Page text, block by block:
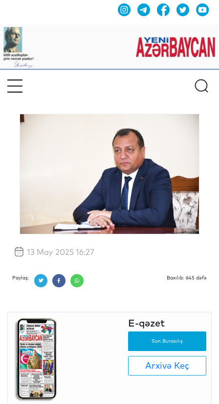
13 May 2025 16:27
Paylaş: Baxılıb: 645 dəfə
E-qəzet
Son Buraxılış
Arxivə Keç